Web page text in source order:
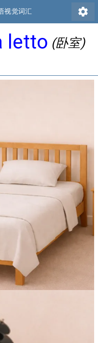
视觉词汇 settings
letto (卧室)